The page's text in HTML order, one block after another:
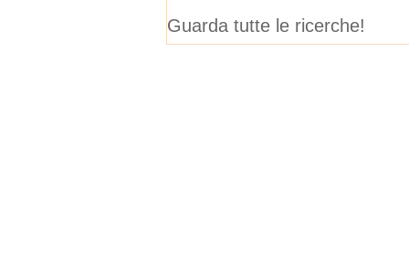
Guarda tutte le ricerche!